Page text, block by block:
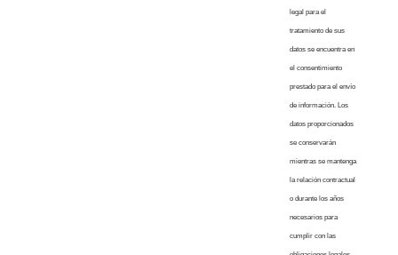
legal para el
tratamiento de sus
datos se encuentra en
el consentimiento
prestado para el envío
de información. Los
datos proporcionados
se conservarán
mientras se mantenga
la relación contractual
o durante los años
necesarios para
cumplir con las